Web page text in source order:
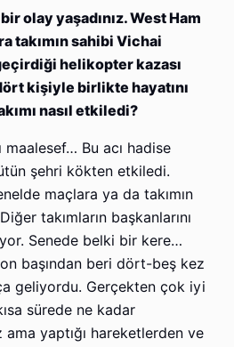
olay yaşadınız. West Ham
takımın sahibi Vichai
helikopter kazası
kişiyle birlikte hayatını
nasıl etkiledi?
maalesef… Bu acı hadise
şehri kökten etkiledi.
maçlara ya da takımın
takımların başkanlarını
Senede belki bir kere…
başından beri dört-beş kez
geliyordu. Gerçekten çok iyi
sürede ne kadar
yaptığı hareketlerden ve